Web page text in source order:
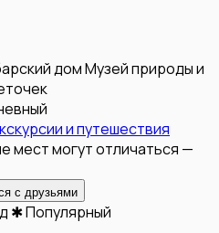
домМузей природы и
и путешествия
мест могут отличаться —
с друзьями
✱ Популярный